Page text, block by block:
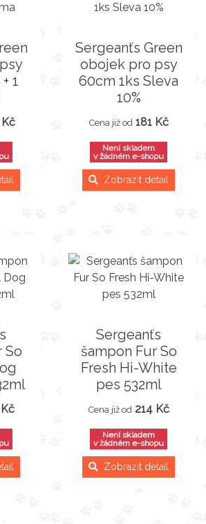
1
Sergeanťs Green
obojek pro psy
60cm 1ks Sleva
10%
Cena již od 181 Kč
Není skladem
v žádném e-shopu
Zobrazit detail
So
Sergeanťs
šampon Fur So
Fresh Hi-White
pes 532ml
Cena již od 214 Kč
Není skladem
v žádném e-shopu
Zobrazit detail